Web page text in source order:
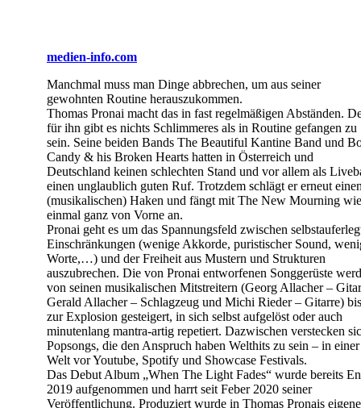
medien-info.com
Manchmal muss man Dinge abbrechen, um aus seiner
gewohnten Routine herauszukommen.
Thomas Pronai macht das in fast regelmäßigen Abständen.
für ihn gibt es nichts Schlimmeres als in Routine gefangen zu
sein. Seine beiden Bands The Beautiful Kantine Band und
Candy & his Broken Hearts hatten in Österreich und
Deutschland keinen schlechten Stand und vor allem als
einen unglaublich guten Ruf. Trotzdem schlägt er erneut
(musikalischen) Haken und fängt mit The New Mourning
einmal ganz von Vorne an.
Pronai geht es um das Spannungsfeld zwischen
Einschränkungen (wenige Akkorde, puristischer Sound,
Worte,…) und der Freiheit aus Mustern und Strukturen
auszubrechen. Die von Pronai entworfenen Songgerüste
von seinen musikalischen Mitstreitern (Georg Allacher –
Gerald Allacher – Schlagzeug und Michi Rieder – Gitarre) bis
zur Explosion gesteigert, in sich selbst aufgelöst oder auch
minutenlang mantra-artig repetiert. Dazwischen verstecken
Popsongs, die den Anspruch haben Welthits zu sein – in einer
Welt vor Youtube, Spotify und Showcase Festivals.
Das Debut Album „When The Light Fades“ wurde bereits
2019 aufgenommen und harrt seit Feber 2020 seiner
Veröffentlichung. Produziert wurde in Thomas Pronais